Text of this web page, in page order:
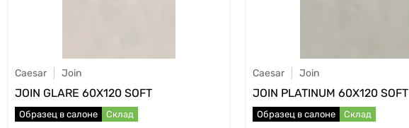
Caesar Join
JOIN GLARE 60X120 SOFT
Образец в салоне Склад
Caesar Join
JOIN PLATINUM 60X120 SOFT
Образец в салоне Склад